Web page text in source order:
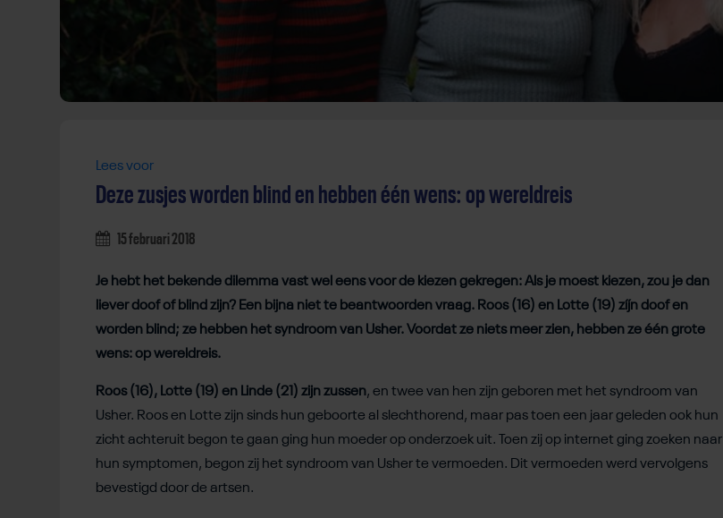
Lees voor
Deze zusjes worden blind en hebben één wens: op wereldreis
15 februari 2018
Je hebt het bekende dilemma vast wel eens voor de kiezen gekregen: Als je moest kiezen, zou je dan
liever doof of blind zijn? Een bijna niet te beantwoorden vraag. Roos (16) en Lotte (19) zíjn doof en
worden blind; ze hebben het syndroom van Usher. Voordat ze niets meer zien, hebben ze één grote
wens: op wereldreis.
Roos (16), Lotte (19) en Linde (21) zijn zussen, en twee van hen zijn geboren met het syndroom van
Usher. Roos en Lotte zijn sinds hun geboorte al slechthorend, maar pas toen een jaar geleden ook hun
zicht achteruit begon te gaan ging hun moeder op onderzoek uit. Toen zij op internet ging zoeken naar
hun symptomen, begon zij het syndroom van Usher te vermoeden. Dit vermoeden werd vervolgens
bevestigd door de artsen.